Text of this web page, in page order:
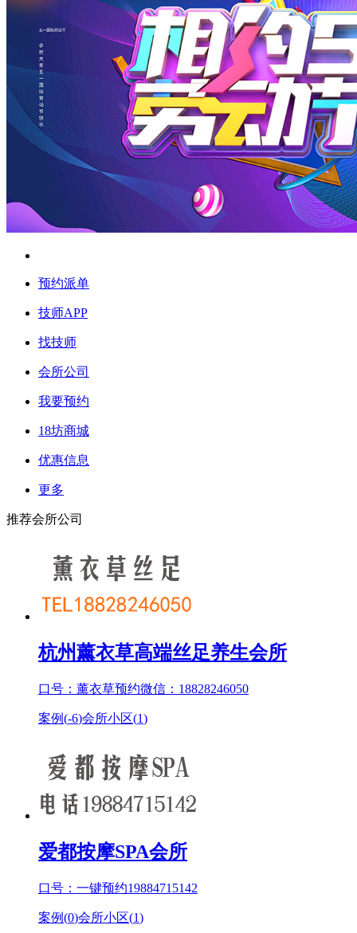
预约派单
技师APP
找技师
会所公司
我要预约
18坊商城
优惠信息
更多
推荐会所公司
杭州薰衣草高端丝足养生会所
口号：薰衣草预约微信：18828246050
案例(-6)会所小区(1)
爱都按摩SPA会所
口号：一键预约19884715142
案例(0)会所小区(1)